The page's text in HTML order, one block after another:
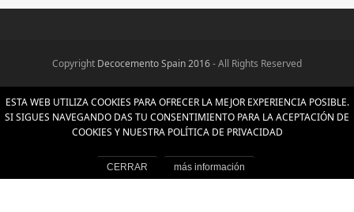
Copyright Decocemento Spain 2016- All Rights Reserved
ESTA WEB UTILIZA COOKIES PARA OFRECER LA MEJOR EXPERIENCIA POSIBLE.
SI SIGUES NAVEGANDO DAS TU CONSENTIMIENTO PARA LA ACEPTACIÓN DE
COOKIES Y NUESTRA POLÍTICA DE PRIVACIDAD
más información